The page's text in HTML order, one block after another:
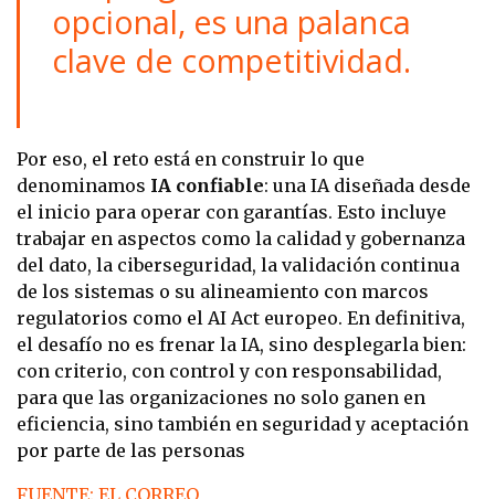
opcional, es una palanca
clave de competitividad.
Por eso, el reto está en construir lo que
denominamos IA confiable: una IA diseñada desde
el inicio para operar con garantías. Esto incluye
trabajar en aspectos como la calidad y gobernanza
del dato, la ciberseguridad, la validación continua
de los sistemas o su alineamiento con marcos
regulatorios como el AI Act europeo. En definitiva,
el desafío no es frenar la IA, sino desplegarla bien:
con criterio, con control y con responsabilidad,
para que las organizaciones no solo ganen en
eficiencia, sino también en seguridad y aceptación
por parte de las personas